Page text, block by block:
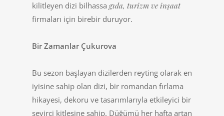
kilitleyen dizi bilhassa gıda, turizm ve inşaat
firmaları için birebir duruyor.
Bir Zamanlar Çukurova
Bu sezon başlayan dizilerden reyting olarak en
iyisine sahip olan dizi, bir romandan fırlama
hikayesi, dekoru ve tasarımlarıyla etkileyici bir
seyirci kitlesine sahip. Düğümü her hafta artan